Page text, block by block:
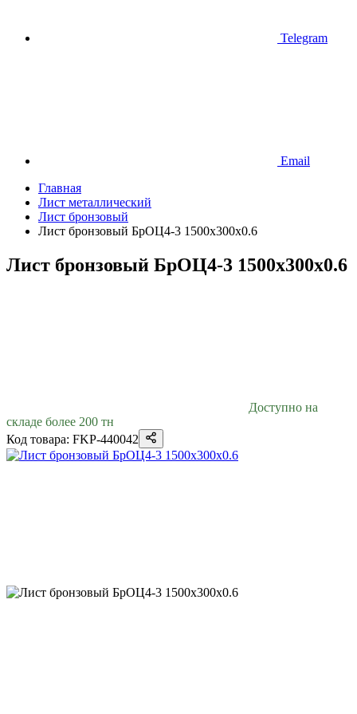
Telegram
Email
Главная
Лист металлический
Лист бронзовый
Лист бронзовый БрОЦ4-3 1500х300х0.6
Лист бронзовый БрОЦ4-3 1500х300х0.6
Доступно на
складе более 200 тн
Код товара: FKP-440042